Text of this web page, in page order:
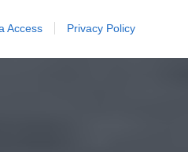
Access Privacy Policy